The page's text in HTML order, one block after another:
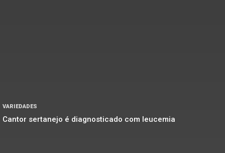
VARIEDADES
Cantor sertanejo é diagnosticado com leucemia